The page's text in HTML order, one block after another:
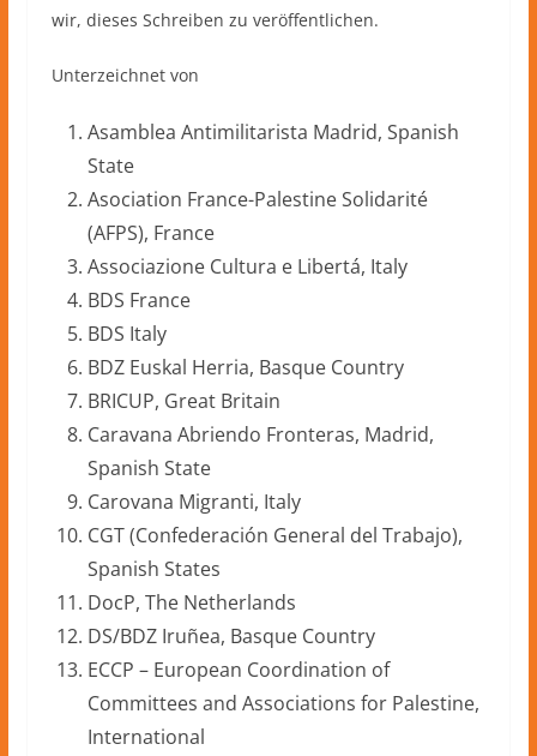
wir, dieses Schreiben zu veröffentlichen.
Unterzeichnet von
Asamblea Antimilitarista Madrid, Spanish
State
Asociation France-Palestine Solidarité
(AFPS), France
Associazione Cultura e Libertá, Italy
BDS France
BDS Italy
BDZ Euskal Herria, Basque Country
BRICUP, Great Britain
Caravana Abriendo Fronteras, Madrid,
Spanish State
Carovana Migranti, Italy
CGT (Confederación General del Trabajo),
Spanish States
DocP, The Netherlands
DS/BDZ Iruñea, Basque Country
ECCP – European Coordination of
Committees and Associations for Palestine,
International